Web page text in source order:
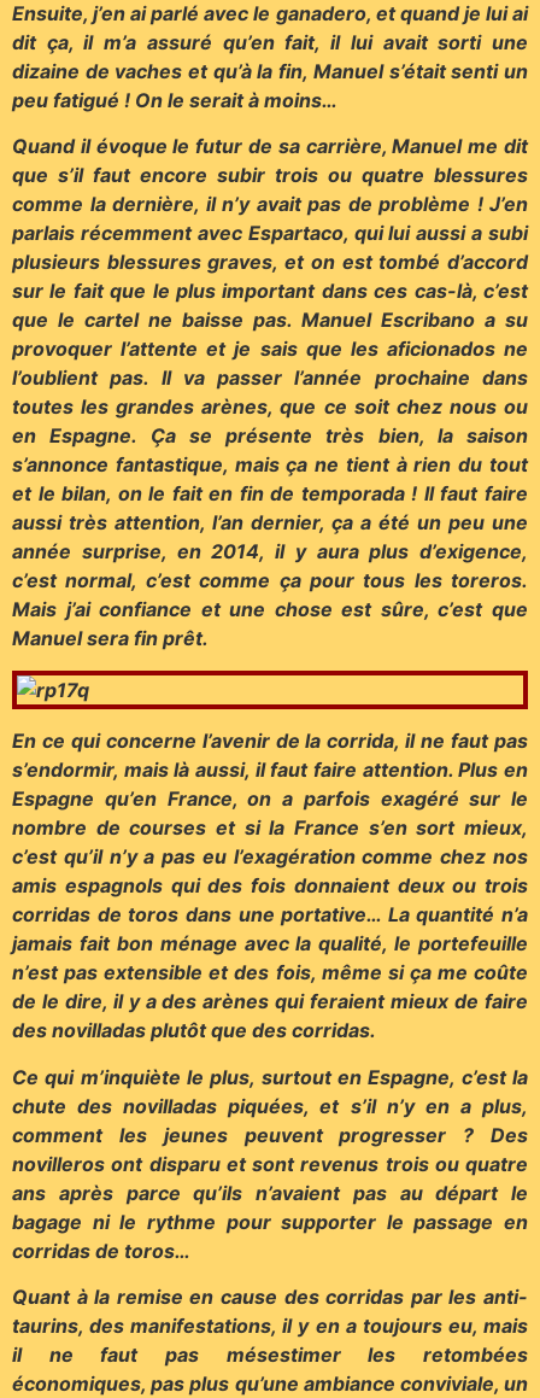
Ensuite, j’en ai parlé avec le ganadero, et quand je lui ai
dit ça, il m’a assuré qu’en fait, il lui avait sorti une
dizaine de vaches et qu’à la fin, Manuel s’était senti un
peu fatigué ! On le serait à moins…
Quand il évoque le futur de sa carrière, Manuel me dit
que s’il faut encore subir trois ou quatre blessures
comme la dernière, il n’y avait pas de problème ! J’en
parlais récemment avec Espartaco, qui lui aussi a subi
plusieurs blessures graves, et on est tombé d’accord
sur le fait que le plus important dans ces cas-là, c’est
que le cartel ne baisse pas. Manuel Escribano a su
provoquer l’attente et je sais que les aficionados ne
l’oublient pas. Il va passer l’année prochaine dans
toutes les grandes arènes, que ce soit chez nous ou
en Espagne. Ça se présente très bien, la saison
s’annonce fantastique, mais ça ne tient à rien du tout
et le bilan, on le fait en fin de temporada ! Il faut faire
aussi très attention, l’an dernier, ça a été un peu une
année surprise, en 2014, il y aura plus d’exigence,
c’est normal, c’est comme ça pour tous les toreros.
Mais j’ai confiance et une chose est sûre, c’est que
Manuel sera fin prêt.
En ce qui concerne l’avenir de la corrida, il ne faut pas
s’endormir, mais là aussi, il faut faire attention. Plus en
Espagne qu’en France, on a parfois exagéré sur le
nombre de courses et si la France s’en sort mieux,
c’est qu’il n’y a pas eu l’exagération comme chez nos
amis espagnols qui des fois donnaient deux ou trois
corridas de toros dans une portative… La quantité n’a
jamais fait bon ménage avec la qualité, le portefeuille
n’est pas extensible et des fois, même si ça me coûte
de le dire, il y a des arènes qui feraient mieux de faire
des novilladas plutôt que des corridas.
Ce qui m’inquiète le plus, surtout en Espagne, c’est la
chute des novilladas piquées, et s’il n’y en a plus,
comment les jeunes peuvent progresser ? Des
novilleros ont disparu et sont revenus trois ou quatre
ans après parce qu’ils n’avaient pas au départ le
bagage ni le rythme pour supporter le passage en
corridas de toros…
Quant à la remise en cause des corridas par les anti-
taurins, des manifestations, il y en a toujours eu, mais
il ne faut pas mésestimer les retombées
économiques, pas plus qu’une ambiance conviviale, un